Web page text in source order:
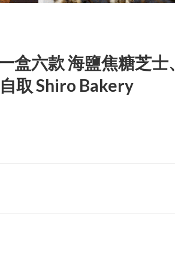
盒六款 海鹽焦糖芝士
取 Shiro Bakery